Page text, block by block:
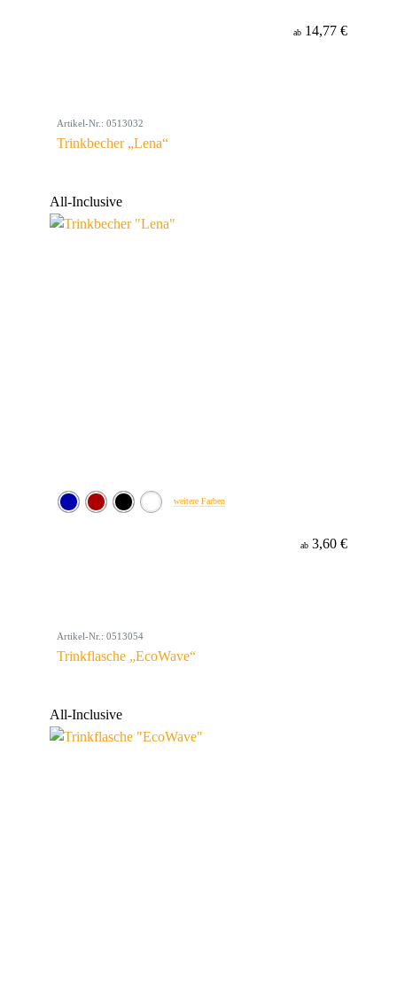
ab 14,77 €
Artikel-Nr.: 0513032
Trinkbecher „Lena“
All-Inclusive
weitere Farben
ab 3,60 €
Artikel-Nr.: 0513054
Trinkflasche „EcoWave“
All-Inclusive